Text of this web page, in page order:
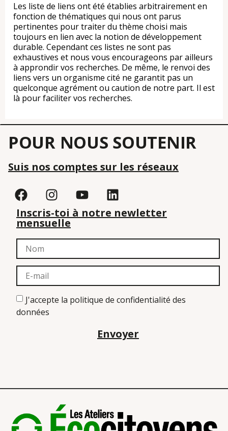
Les liste de liens ont été établies arbitrairement en
fonction de thématiques qui nous ont parus
pertinentes pour traiter du thème choisi mais
toujours en lien avec la notion de développement
durable. Cependant ces listes ne sont pas
exhaustives et nous vous encourageons par ailleurs
à approndir vos recherches. De même, le renvoi des
liens vers un organisme cité ne garantit pas un
quelconque agrément ou caution de notre part. Il est
là pour faciliter vos recherches.
POUR NOUS SOUTENIR
Suis nos comptes sur les réseaux
Inscris-toi à notre newletter
mensuelle
J'accepte la politique de confidentialité des
données
Envoyer